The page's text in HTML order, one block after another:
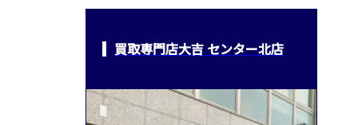
買取専門店大吉 センター北店